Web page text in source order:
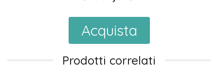
Acquista
Prodotti correlati